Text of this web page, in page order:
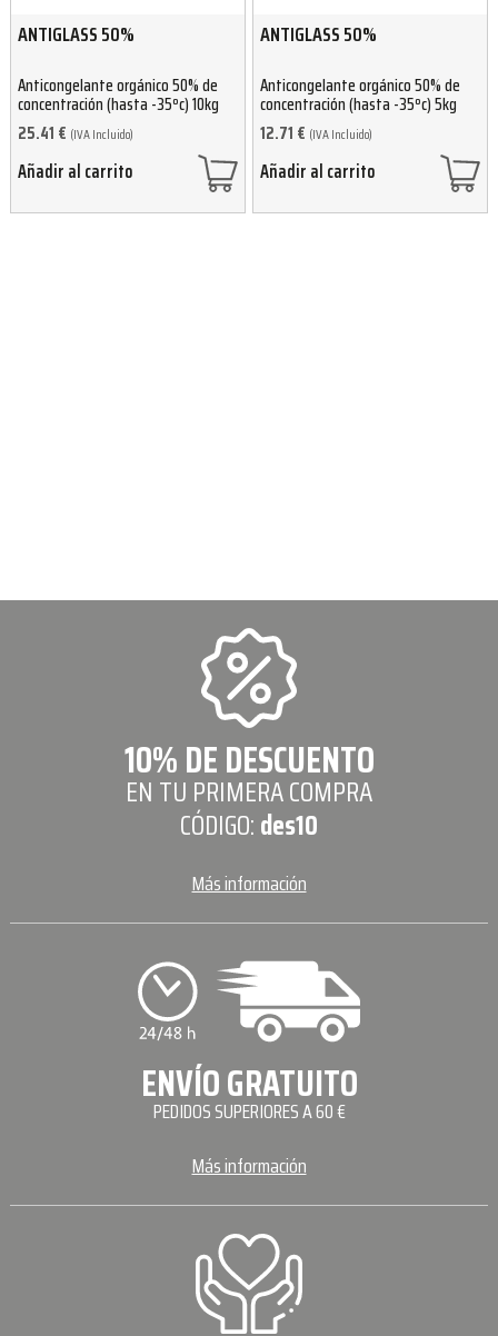
ANTIGLASS 50%
Anticongelante orgánico 50% de
concentración (hasta -35ºc) 10kg
25.41 € (IVA Incluido)
Añadir al carrito
ANTIGLASS 50%
Anticongelante orgánico 50% de
concentración (hasta -35ºc) 5kg
12.71 € (IVA Incluido)
Añadir al carrito
10% DE DESCUENTO
EN TU PRIMERA COMPRA
CÓDIGO:des10
Más información
ENVÍO GRATUITO
PEDIDOS SUPERIORES A 60 €
Más información